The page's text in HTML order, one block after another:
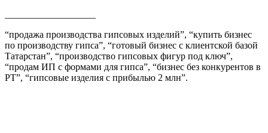
“продажа производства гипсовых изделий”, “купить бизнес
по производству гипса”, “готовый бизнес с клиентской базой
Татарстан”, “производство гипсовых фигур под ключ”,
“продам ИП с формами для гипса”, “бизнес без конкурентов в
РТ”, “гипсовые изделия с прибылью 2 млн”.